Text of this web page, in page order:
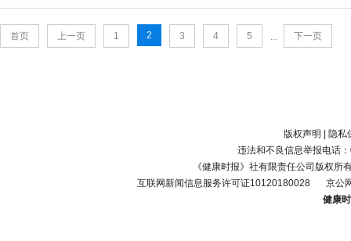
首页 上一页 1 2 3 4 5 ... 下一页
版权声明
隐私
违法和不良信息举报电话
《健康时报》社有限责任公司版权所
互联网新闻信息服务许可证10120180028
京公
健康